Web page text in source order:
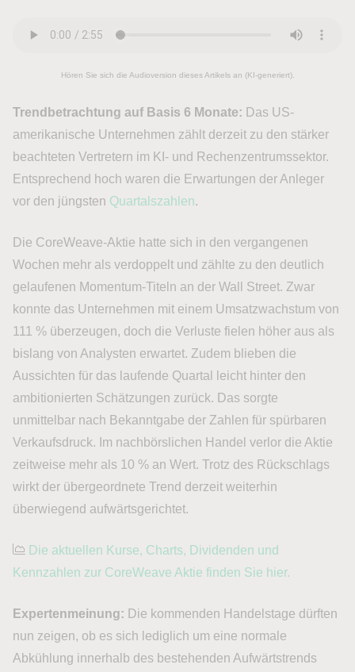
Hören Sie sich die Audioversion dieses Artikels an (KI-generiert).
Trendbetrachtung auf Basis 6 Monate: Das US-
amerikanische Unternehmen zählt derzeit zu den stärker
beachteten Vertretern im KI- und Rechenzentrumssektor.
Entsprechend hoch waren die Erwartungen der Anleger
vor den jüngsten Quartalszahlen.
Die CoreWeave-Aktie hatte sich in den vergangenen
Wochen mehr als verdoppelt und zählte zu den deutlich
gelaufenen Momentum-Titeln an der Wall Street. Zwar
konnte das Unternehmen mit einem Umsatzwachstum von
111 % überzeugen, doch die Verluste fielen höher aus als
bislang von Analysten erwartet. Zudem blieben die
Aussichten für das laufende Quartal leicht hinter den
ambitionierten Schätzungen zurück. Das sorgte
unmittelbar nach Bekanntgabe der Zahlen für spürbaren
Verkaufsdruck. Im nachbörslichen Handel verlor die Aktie
zeitweise mehr als 10 % an Wert. Trotz des Rückschlags
wirkt der übergeordnete Trend derzeit weiterhin
überwiegend aufwärtsgerichtet.
Die aktuellen Kurse, Charts, Dividenden und
Kennzahlen zur CoreWeave Aktie finden Sie hier.
Expertenmeinung: Die kommenden Handelstage dürften
nun zeigen, ob es sich lediglich um eine normale
Abkühlung innerhalb des bestehenden Aufwärtstrends